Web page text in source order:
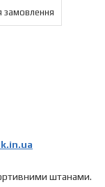
замовлення
штанами.